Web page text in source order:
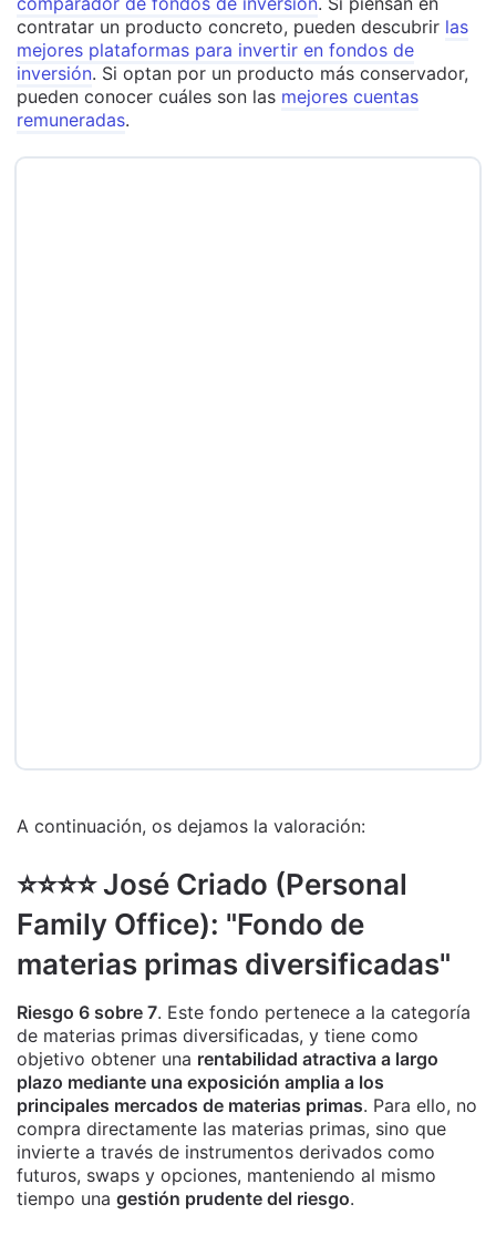
contratar un producto concreto, pueden descubrir las
mejores plataformas para invertir en fondos de
inversión. Si optan por un producto más conservador,
pueden conocer cuáles son las mejores cuentas
remuneradas.
A continuación, os dejamos la valoración:
⭐️⭐️⭐️⭐️ José Criado (Personal
Family Office): "Fondo de
materias primas diversificadas"
Riesgo 6 sobre 7. Este fondo pertenece a la categoría
de materias primas diversificadas, y tiene como
objetivo obtener una rentabilidad atractiva a largo
plazo mediante una exposición amplia a los
principales mercados de materias primas. Para ello, no
compra directamente las materias primas, sino que
invierte a través de instrumentos derivados como
futuros, swaps y opciones, manteniendo al mismo
tiempo una gestión prudente del riesgo.